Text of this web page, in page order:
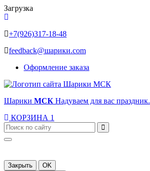
Загрузка
+7(926)317-18-48
feedback@шарики.com
Оформление заказа
Шарики МСК Надуваем для вас праздник.
КОРЗИНА 1
Закрыть
OK